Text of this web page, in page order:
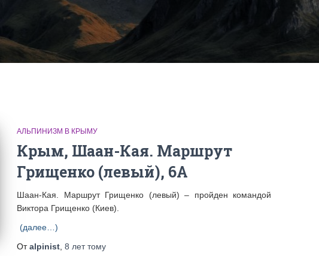
АЛЬПИНИЗМ В КРЫМУ
Крым, Шаан-Кая. Маршрут
Грищенко (левый), 6А
Шаан-Кая. Маршрут Грищенко (левый) – пройден командой
Виктора Грищенко (Киев).
(далее…)
Отalpinist 8 леттому